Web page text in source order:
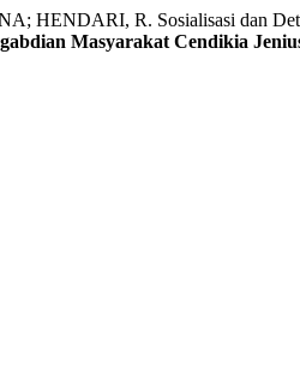
HENDARI, R. Sosialisasi dan
Masyarakat Cendikia